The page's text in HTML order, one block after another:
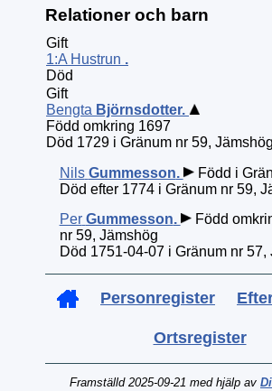
Relationer och barn
Gift
1:A Hustrun .
Död
Gift
Bengta Björnsdotter.
Född omkring 1697
Död 1729 i Gränum nr 59, Jämshög
Nils Gummesson.
Född i
Död efter 1774 i Gränum nr 59,
Per Gummesson.
Född
nr 59, Jämshög
Död 1751-04-07 i Gränum nr 57,
Personregister
Ortsregister
Framställd 2025-09-21 med hjälp av